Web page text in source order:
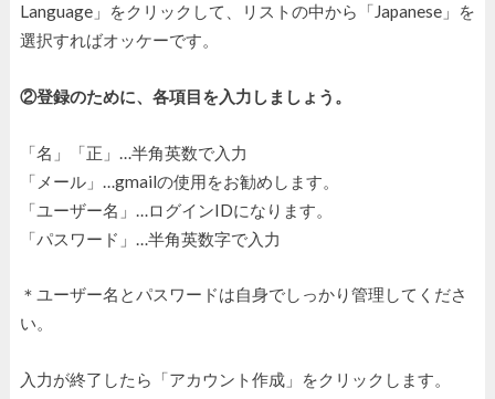
Language」をクリックして、リストの中から「Japanese」を
選択すればオッケーです。
②登録のために、各項目を入力しましょう。
「名」「正」…半角英数で入力
「メール」…gmailの使用をお勧めします。
「ユーザー名」…ログインIDになります。
「パスワード」…半角英数字で入力
＊ユーザー名とパスワードは自身でしっかり管理してくださ
い。
入力が終了したら「アカウント作成」をクリックします。